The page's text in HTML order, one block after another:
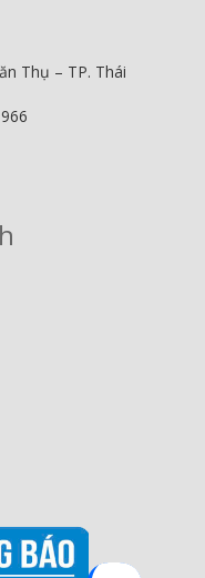
Thụ – TP. Thái